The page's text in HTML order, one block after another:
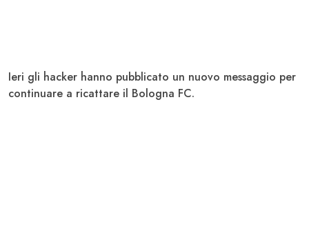
Ieri gli hacker hanno pubblicato un nuovo messaggio per
continuare a ricattare il Bologna FC.